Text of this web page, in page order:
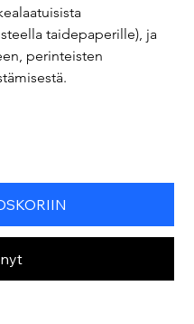
taidepaperille), ja
perinteisten